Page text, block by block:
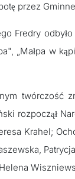
przez
Fredry
„Małpa w
twórczość
rozpoczął
Krahel;